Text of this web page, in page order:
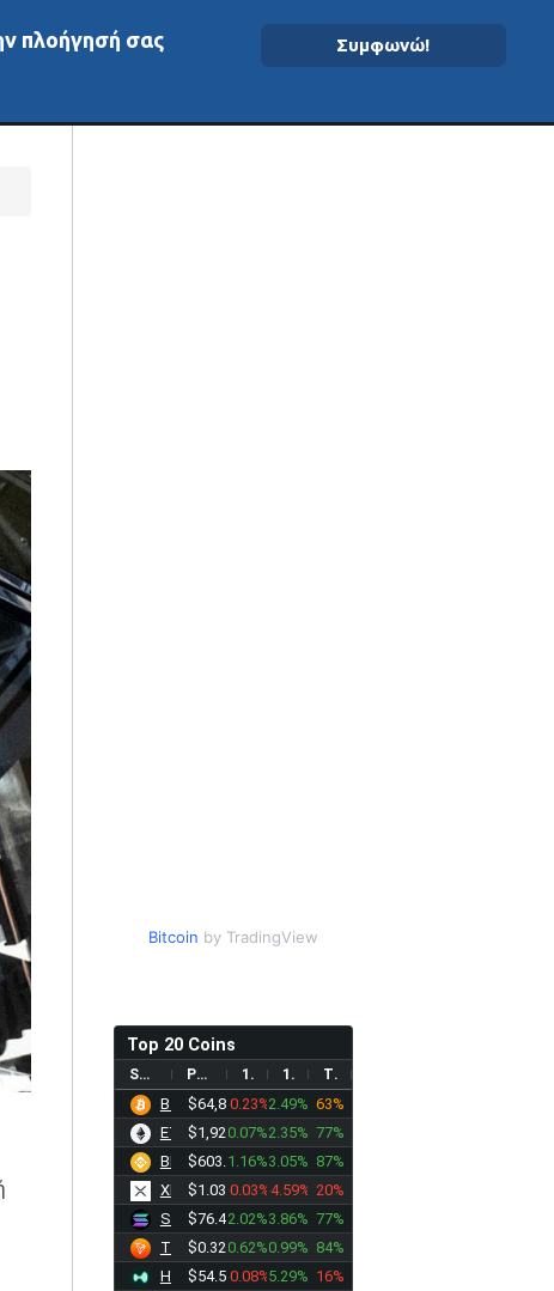
Bitcoin by TradingView
Top 20 Coins
SYMBOL PRICE 1D% 1W% TREND
BTC$64,846.01
-0.23%2.49% 63%
ETH$1,920.04
0.07%2.35% 77%
BNB$603.801.16%3.05% 87%
XRP $1.0367-0.03%-4.59% 20%
SOL$76.4385
2.02%3.86% 77%
TRX$0.32970.62%0.99% 84%
HYPE$54.5999
-0.08%5.29% 16%
πλοήγησή σας
Συμφωνώ!